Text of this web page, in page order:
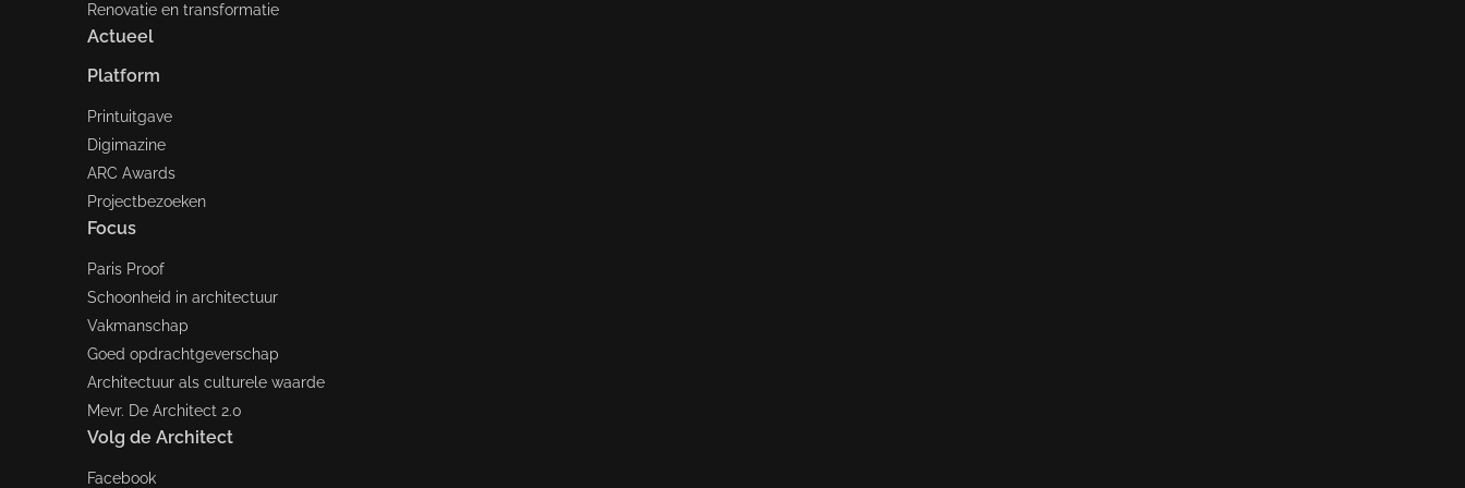
Renovatie en transformatie
Actueel
Platform
Printuitgave
Digimazine
ARC Awards
Projectbezoeken
Focus
Paris Proof
Schoonheid in architectuur
Vakmanschap
Goed opdrachtgeverschap
Architectuur als culturele waarde
Mevr. De Architect 2.0
Volg de Architect
Facebook